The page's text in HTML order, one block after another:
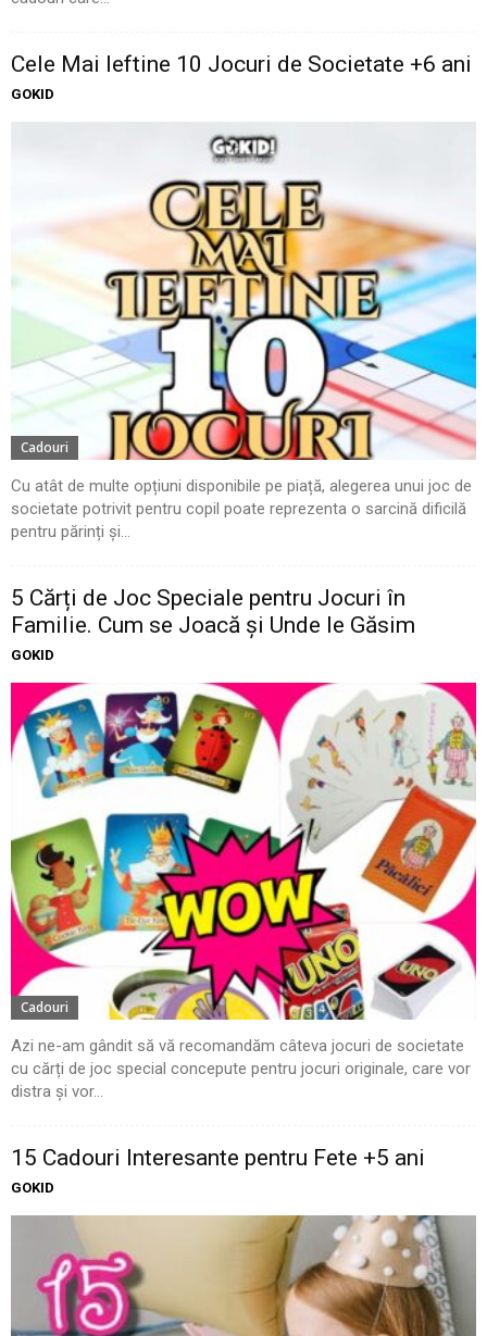
Cele Mai Ieftine 10 Jocuri de Societate +6 ani
GOKID
Cadouri
Cu atât de multe opțiuni disponibile pe piață, alegerea unui joc de
societate potrivit pentru copil poate reprezenta o sarcină dificilă
pentru părinți și...
5 Cărți de Joc Speciale pentru Jocuri în
Familie. Cum se Joacă și Unde le Găsim
GOKID
Cadouri
Azi ne-am gândit să vă recomandăm câteva jocuri de societate
cu cărți de joc special concepute pentru jocuri originale, care vor
distra și vor...
15 Cadouri Interesante pentru Fete +5 ani
GOKID